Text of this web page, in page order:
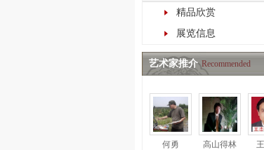
精品欣赏
展览信息
艺术家推介 Recommended
何勇 高山得林